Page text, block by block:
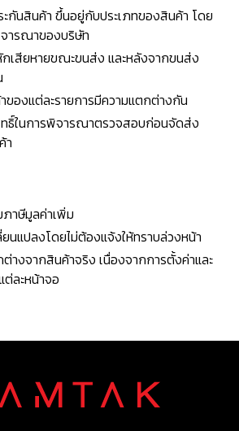
กันสินค้า ขึ้นอยู่กับประเภทของสินค้า โดย
ารณาของบริษัท
เสียหายขณะขนส่ง และหลังจากขนส่ง
ของแต่ละรายการมีความแตกต่างกัน
ธิ์ในการพิจารณาตรวจสอบก่อนจัดส่ง
า
ภาษีมูลค่าเพิ่ม
นแปลงโดยไม่ต้องแจ้งให้ทราบล่วงหน้า
างจากสินค้าจริง เนื่องจากการตั้งค่าและ
ละหน้าจอ